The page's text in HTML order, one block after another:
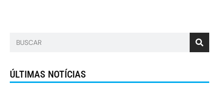
ÚLTIMAS NOTÍCIAS